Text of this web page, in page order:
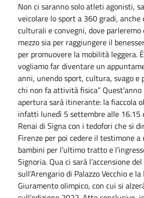
Non ci saranno solo atleti agonisti,
veicolare lo sport a 360 gradi, anche
culturali e convegni, dove parleremo
mezzo sia per raggiungere il
per promuovere la mobilità leggera.
vogliamo far diventare un
anni, unendo sport, cultura, svago e
chi non fa attività fisica”
apertura sarà itinerante: la fiaccola
infatti lunedì 5 settembrealle 16.15
Renai di Signa con i tedofori che si
Firenze per poi cedere il testimone
bambini per l’ultimo tratto e
Signoria. Qua ci sarà l’accensione
sull’Arengario di Palazzo Vecchio e
Giuramento olimpico, con cui si